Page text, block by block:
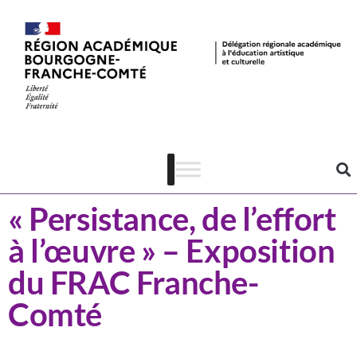
« Persistance, de l’effort
à l’œuvre » – Exposition
du FRAC Franche-
Comté